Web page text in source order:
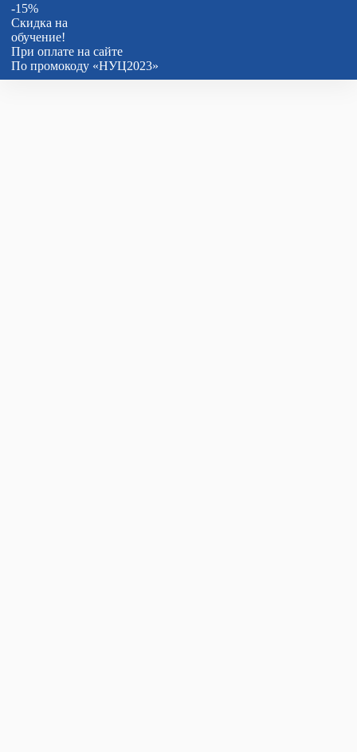
-15%
Скидка на
обучение!
При оплате на сайте
По промокоду «НУЦ2023»